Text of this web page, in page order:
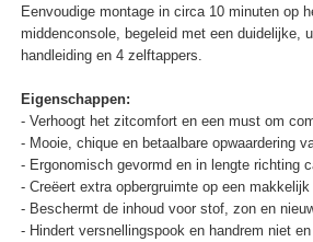
Eenvoudige montage in circa 10 minuten op
middenconsole, begeleid met een duidelijke,
handleiding en 4 zelftappers.
Eigenschappen:
- Verhoogt het zitcomfort en een must om
- Mooie, chique en betaalbare opwaardering
- Ergonomisch gevormd en in lengte richting
- Creëert extra opbergruimte op een
- Beschermt de inhoud voor stof, zon en
- Hindert versnellingspook en handrem niet